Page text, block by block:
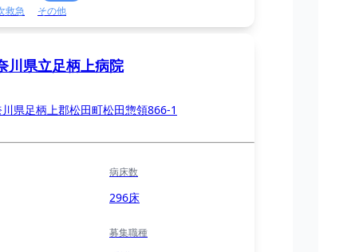
救急
その他
川県立足柄上病院
県足柄上郡松田町松田惣領866-1
病床数
296床
募集職種